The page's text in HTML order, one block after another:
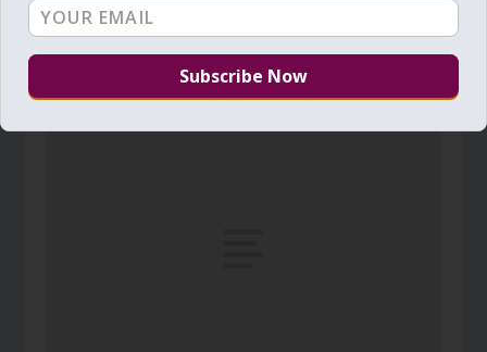
Daily Zohar – Tikunim – #476 – Covenant of fire
December 7, 2010